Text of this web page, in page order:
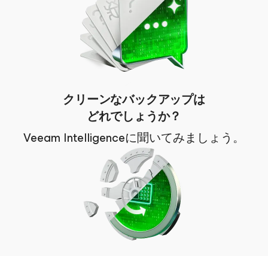
クリーンなバックアップは
どれでしょうか？
Veeam Intelligenceに聞いてみましょう。